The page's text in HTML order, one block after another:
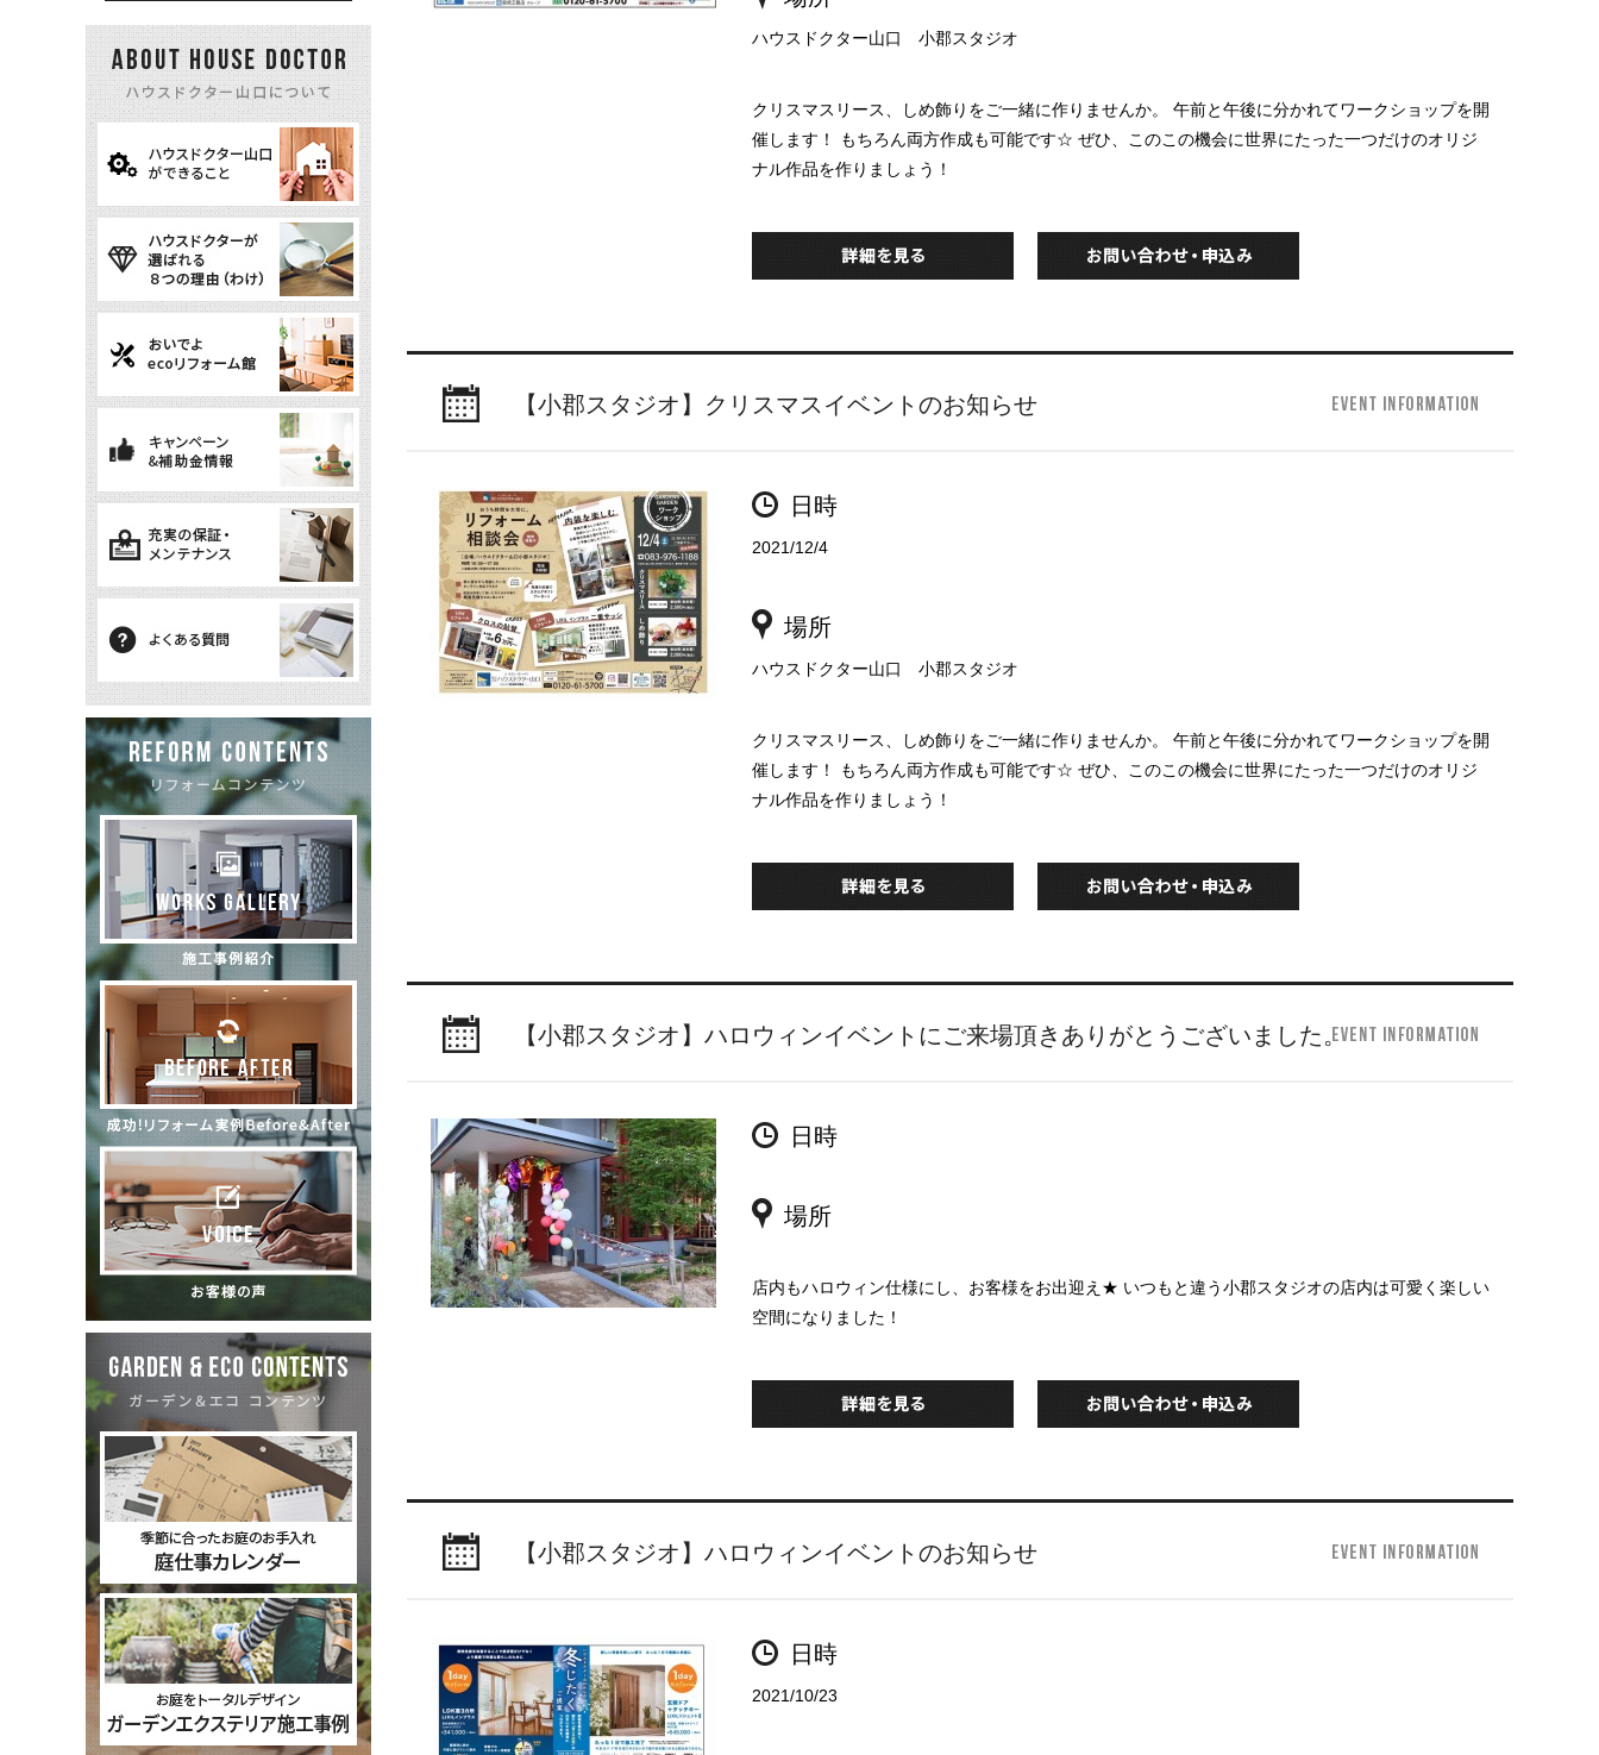
ハウスドクター山口 小郡スタジオ
クリスマスリース、しめ飾りをご一緒に作りませんか。 午前と午後に分かれてワークショップを開
催します！ もちろん両方作成も可能です☆ ぜひ、このこの機会に世界にたった一つだけのオリジ
ナル作品を作りましょう！
【小郡スタジオ】クリスマスイベントのお知らせ
日時
2021/12/4
場所
ハウスドクター山口 小郡スタジオ
クリスマスリース、しめ飾りをご一緒に作りませんか。 午前と午後に分かれてワークショップを開
催します！ もちろん両方作成も可能です☆ ぜひ、このこの機会に世界にたった一つだけのオリジ
ナル作品を作りましょう！
【小郡スタジオ】ハロウィンイベントにご来場頂きありがとうございました。
日時
場所
店内もハロウィン仕様にし、お客様をお出迎え★ いつもと違う小郡スタジオの店内は可愛く楽しい
空間になりました！
【小郡スタジオ】ハロウィンイベントのお知らせ
日時
2021/10/23